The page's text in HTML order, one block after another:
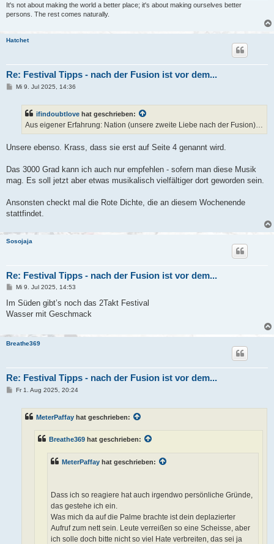
It's not about making the world a better place; it's about making ourselves better
persons. The rest comes naturally.
Hatchet
Re: Festival Tipps - nach der Fusion ist vor dem...
BMi 9. Jul 2025, 14:36
ifindoubtlove hat geschrieben:
Aus eigener Erfahrung: Nation (unsere zweite Liebe nach der Fusion)…
Unsere ebenso. Krass, dass sie erst auf Seite 4 genannt wird.
Das 3000 Grad kann ich auch nur empfehlen - sofern man diese Musik
mag. Es soll jetzt aber etwas musikalisch vielfältiger dort geworden sein.
Ansonsten checkt mal die Rote Dichte, die an diesem Wochenende
stattfindet.
Sosojaja
Re: Festival Tipps - nach der Fusion ist vor dem...
B
i
r
Mi 9. Jul 2025, 14:53
Im Süden gibt’s noch das 2Takt Festival
Wasser mit Geschmack
Breathe369
Re: Festival Tipps - nach der Fusion ist vor dem...
BFr 1. Aug 2025, 20:24
MeterPaffay hat geschrieben:
Breathe369 hat geschrieben:
MeterPaffay hat geschrieben:
Dass ich so reagiere hat auch irgendwo persönliche Gründe,
das gestehe ich ein.
Was mich da auf die Palme brachte ist dein deplazierter
Aufruf zum nett sein. Leute verreißen so eine Scheisse, aber
ich solle doch bitte nicht so viel Hate verbreiten, das sei ja